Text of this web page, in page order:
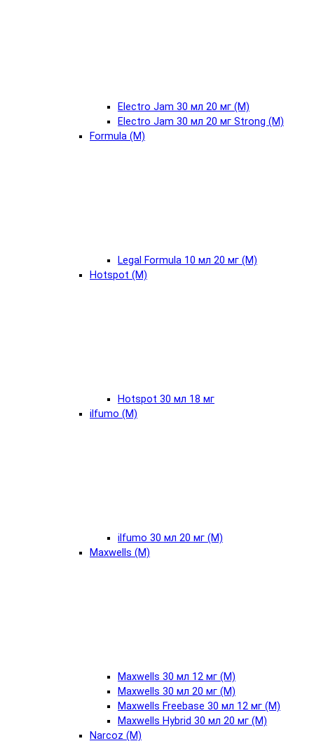
Electro Jam 30 мл 20 мг (М)
Electro Jam 30 мл 20 мг Strong (М)
Formula (М)
Legal Formula 10 мл 20 мг (М)
Hotspot (М)
Hotspot 30 мл 18 мг
ilfumo (М)
ilfumo 30 мл 20 мг (М)
Maxwells (М)
Maxwells 30 мл 12 мг (М)
Maxwells 30 мл 20 мг (М)
Maxwells Freebase 30 мл 12 мг (М)
Maxwells Hybrid 30 мл 20 мг (М)
Narcoz (М)